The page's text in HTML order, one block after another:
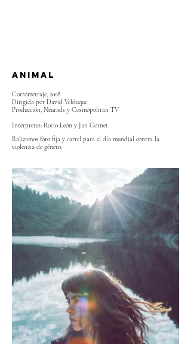
ANIMAL
Cortometraje, 2018
Dirigida por David Velduque
Producción, Neurads y Cosmopolitan TV
Intérpretes: Rocío León y Jan Cornet
Ralizamos foto fija y cartel para el día mundial contra la
violencia de género.